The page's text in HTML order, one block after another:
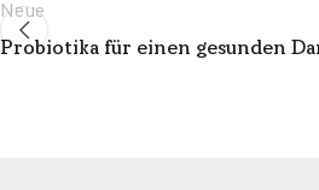
Neue
Probiotika für einen gesunden